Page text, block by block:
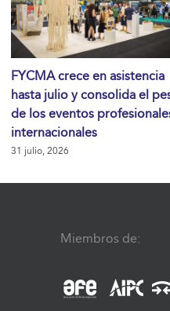
FYCMA crece en asistencia
hasta julio y consolida el
de los eventos
internacionales
31 julio, 2026
Miembros de: